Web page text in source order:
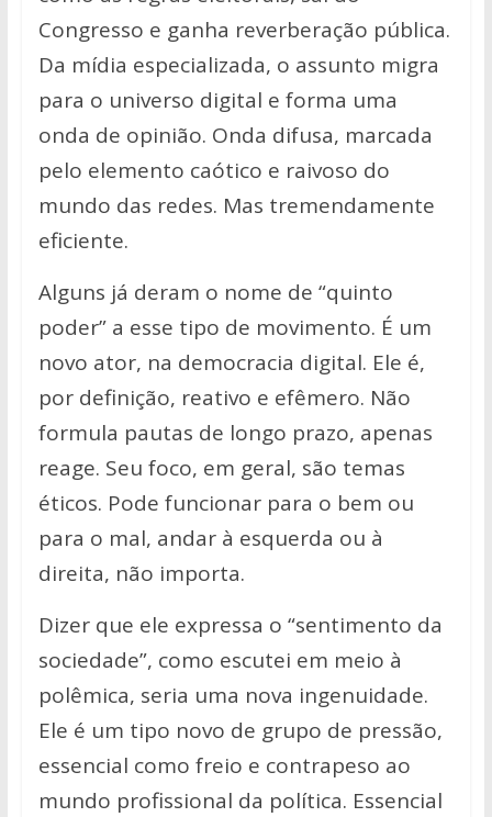
Congresso e ganha reverberação pública.
Da mídia especializada, o assunto migra
para o universo digital e forma uma
onda de opinião. Onda difusa, marcada
pelo elemento caótico e raivoso do
mundo das redes. Mas tremendamente
eficiente.
Alguns já deram o nome de “quinto
poder” a esse tipo de movimento. É um
novo ator, na democracia digital. Ele é,
por definição, reativo e efêmero. Não
formula pautas de longo prazo, apenas
reage. Seu foco, em geral, são temas
éticos. Pode funcionar para o bem ou
para o mal, andar à esquerda ou à
direita, não importa.
Dizer que ele expressa o “sentimento da
sociedade”, como escutei em meio à
polêmica, seria uma nova ingenuidade.
Ele é um tipo novo de grupo de pressão,
essencial como freio e contrapeso ao
mundo profissional da política. Essencial